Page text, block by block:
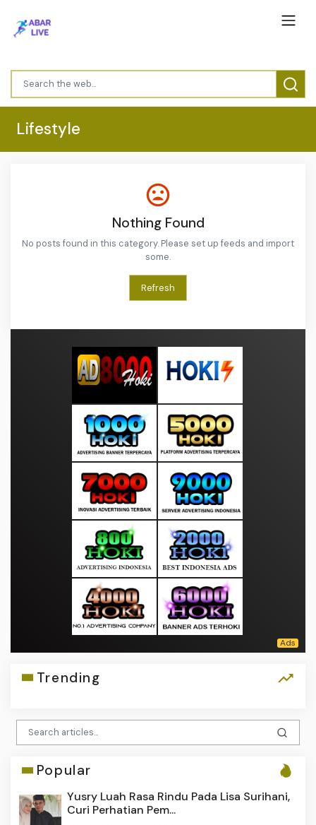
Lifestyle
Nothing Found
No posts found in this category. Please set up feeds and import
some.
Refresh
Trending
Popular
Yusry Luah Rasa Rindu Pada Lisa Surihani,
Curi Perhatian Pem...